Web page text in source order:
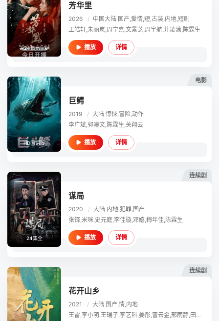
第24集已完结
芳华里
2026 / 中国大陆 国产,爱情,短,古装,内地,短剧
王皓轩,朱丽岚,周宁嘉,文景芝,周宇航,井凌潇,陈霖生
播放 详情
电影
HD国语版
巨鳄
2019 / 大陆 惊悚,冒险,动作
李广斌,郭曦文,陈霖生,关翔云
播放 详情
连续剧
24集全
谋局
2020 / 大陆 内地,犯罪,国产
张铎,米咪,史元庭,李佳璇,邓嬉,梅年佳,陈霖生
播放 详情
连续剧
花开山乡
2021 / 大陆 国产,情,内地
王雷,李小萌,王瑞子,李艺科,姜彤,曹云金,邢雨静,田玲,刘辉,闫锐,胡小庭,葛四,郑玉,陈霖生,车梓茗,张宛庭,王超,李梦男,霍青,乔亦萧,赵中华,胡珂,汪影馨,于慧,马小雅,郝荣光,李波,于滨,王力,王泽沛,刘滨,刘源,宋照明